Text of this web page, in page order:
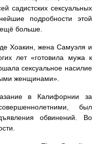
садистских сексуальных
подробности этой
больше.
Хоакин, жена Самуэля и
лет «готовила мужа к
сексуальное насилие
женщинами».
в Калифорнии за
был
обвинений. Во